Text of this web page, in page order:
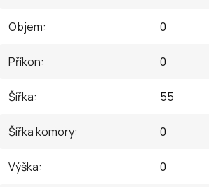
Objem: 0
Příkon: 0
Šířka: 55
Šířka komory: 0
Výška: 0